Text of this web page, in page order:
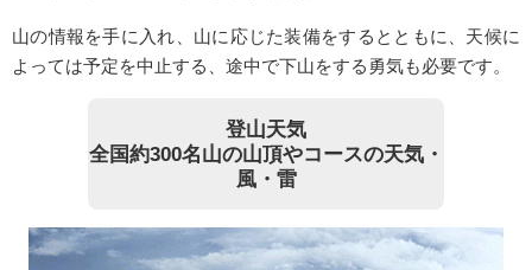
山の情報を手に入れ、山に応じた装備をするとともに、天候に
よっては予定を中止する、途中で下山をする勇気も必要です。
登山天気
全国約300名山の山頂やコースの天気・
風・雷